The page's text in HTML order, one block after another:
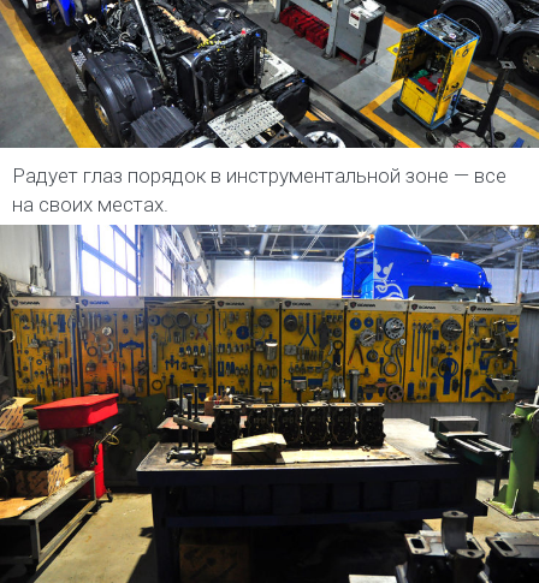
Радует глаз порядок в инструментальной зоне — все
на своих местах.